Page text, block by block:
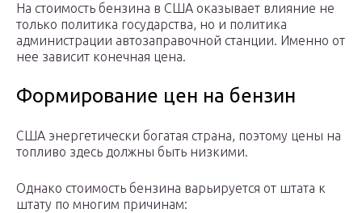
На стоимость бензина в США оказывает влияние не
только политика государства, но и политика
администрации автозаправочной станции. Именно от
нее зависит конечная цена.
Формирование цен на бензин
США энергетически богатая страна, поэтому цены на
топливо здесь должны быть низкими.
Однако стоимость бензина варьируется от штата к
штату по многим причинам: